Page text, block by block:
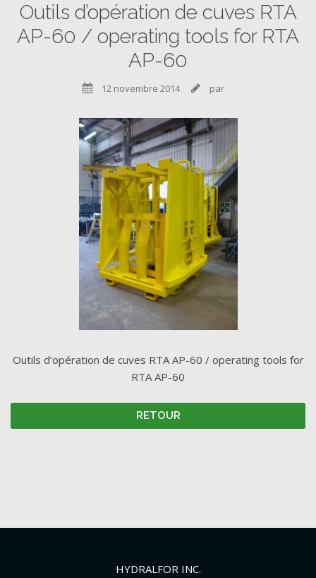
Outils d’opération de cuves RTA
AP-60 / operating tools for RTA
AP-60
 12 novembre 2014  par
Outils d’opération de cuves RTA AP-60 / operating tools for
RTA AP-60
RETOUR
HYDRALFOR INC.